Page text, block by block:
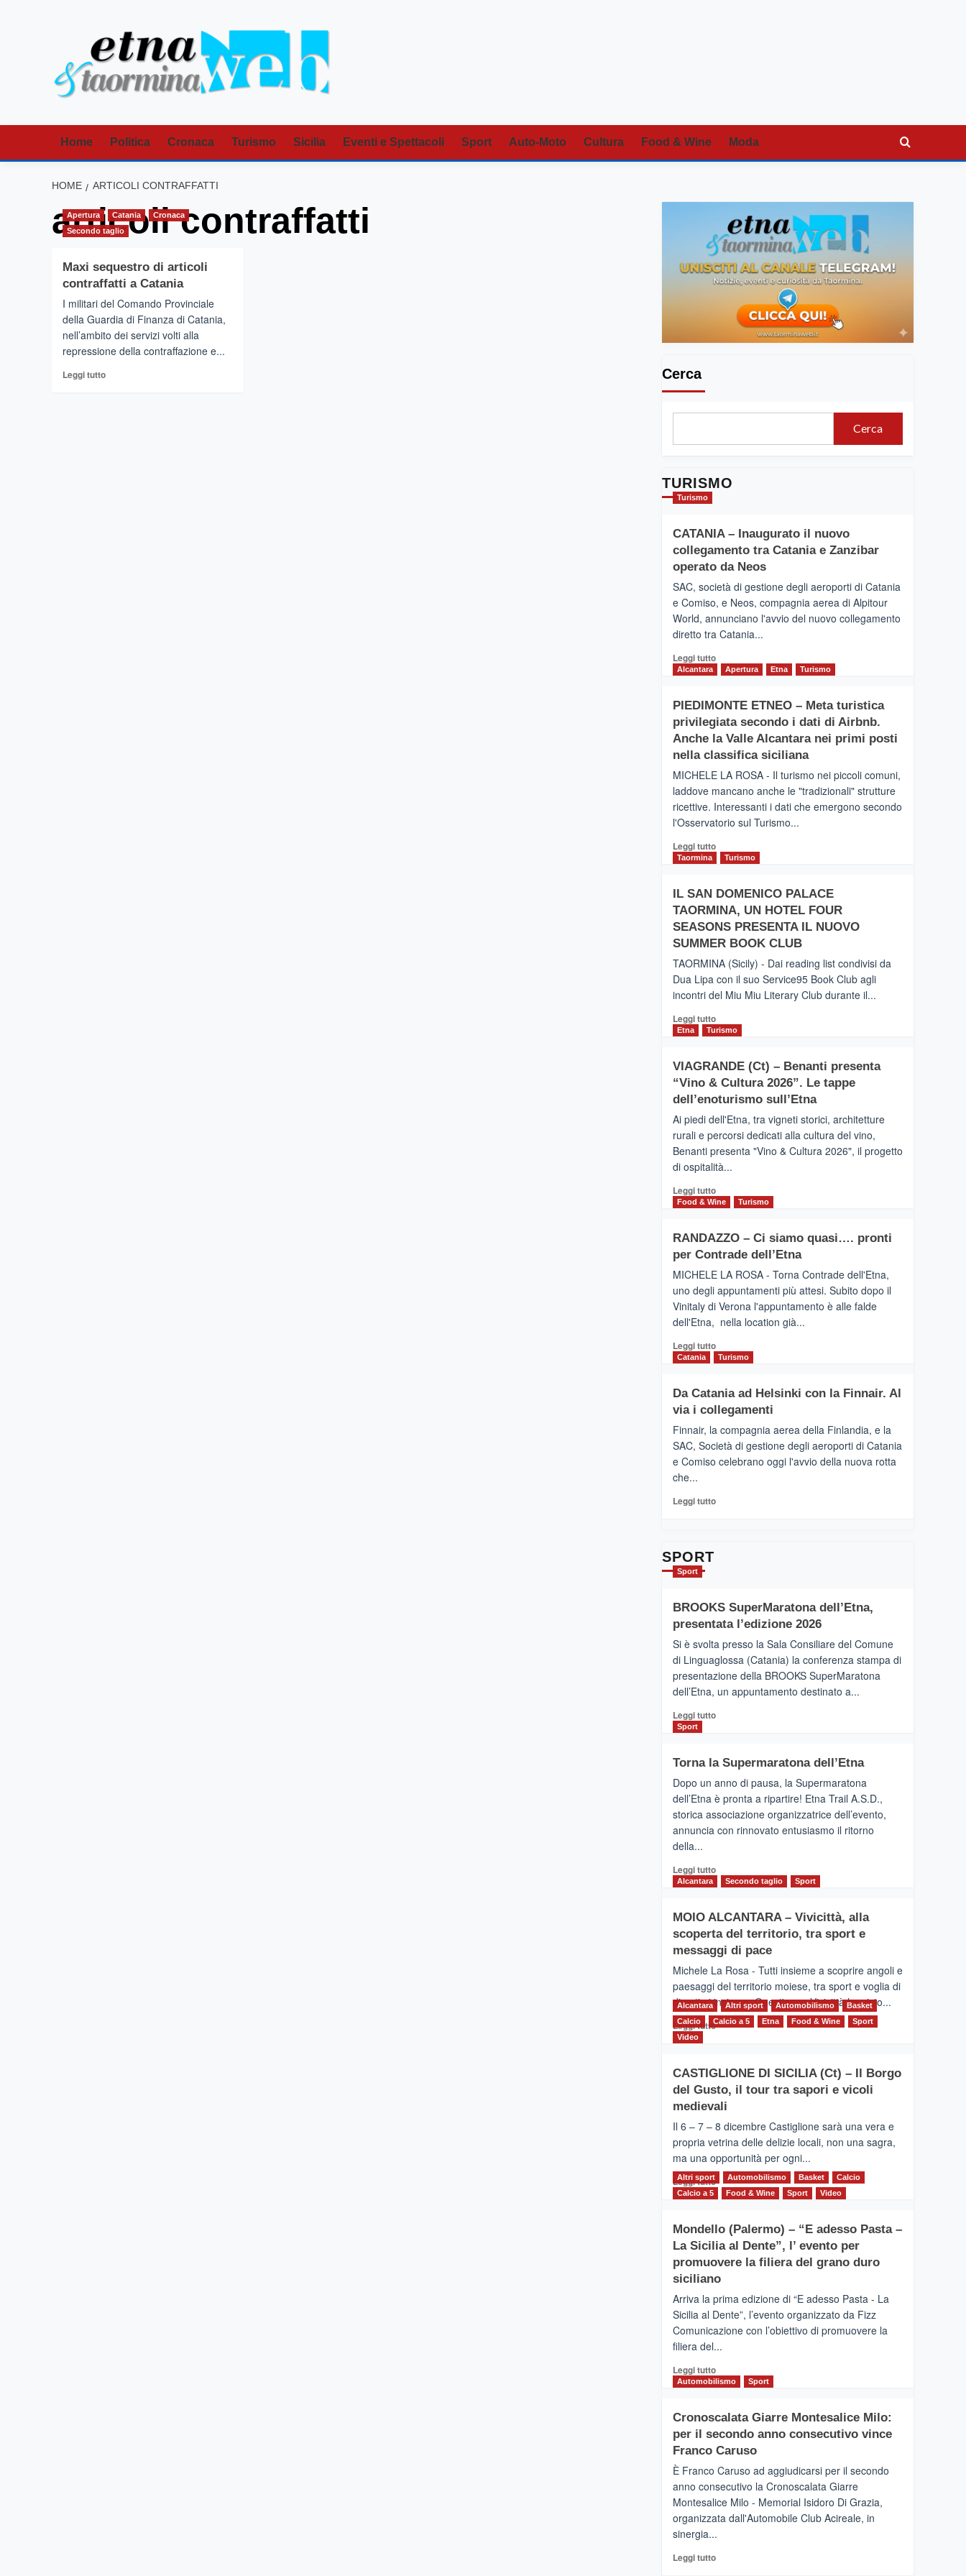
Home Politica Cronaca Turismo Sicilia Eventi e Spettacoli Sport Auto-Moto Cultura Food & Wine Moda
HOME ARTICOLI CONTRAFFATTI
articoli contraffatti
Apertura Catania
Cronaca
Secondo taglio
Maxi sequestro di articoli
contraffatti a Catania
I militari del Comando Provinciale
della Guardia di Finanza di Catania,
nell’ambito dei servizi volti alla
repressione della contraffazione e...
Leggi tuttoLeggi
Cerca
Cerca
TURISMO
Turismo
CATANIA – Inaugurato il nuovo
collegamento tra Catania e Zanzibar
operato da Neos
SAC, società di gestione degli aeroporti di Catania
e Comiso, e Neos, compagnia aerea di Alpitour
World, annunciano l'avvio del nuovo collegamento
diretto tra Catania...
Leggi tuttoLeggi
CATANIA
–
Inaugurato
il
collegamento
tra
Catania
e
operato
da
Alcantara Apertura Etna Turismo
PIEDIMONTE ETNEO – Meta turistica
privilegiata secondo i dati di Airbnb.
Anche la Valle Alcantara nei primi posti
nella classifica siciliana
MICHELE LA ROSA - Il turismo nei piccoli comuni,
laddove mancano anche le "tradizionali" strutture
ricettive. Interessanti i dati che emergono secondo
l'Osservatorio sul Turismo...
Leggi tuttoLeggi
PIEDIMONTE
ETNEO
–
Meta
privilegiata
secondo
i
di
Airbnb.
la
Valle
Alcantara
nei
primi
classifica
siciliana
Taormina Turismo
IL SAN DOMENICO PALACE
TAORMINA, UN HOTEL FOUR
SEASONS PRESENTA IL NUOVO
SUMMER BOOK CLUB
TAORMINA (Sicily) - Dai reading list condivisi da
Dua Lipa con il suo Service95 Book Club agli
incontri del Miu Miu Literary Club durante il...
Leggi tuttoLeggi
di
IL
SAN
DOMENICO
TAORMINA,
UN
HOTEL
FOUR
PRESENTA
IL
SUMMER
BOOK
CLUB
Etna Turismo
VIAGRANDE (Ct) – Benanti presenta
“Vino & Cultura 2026”. Le tappe
dell’enoturismo sull’Etna
Ai piedi dell'Etna, tra vigneti storici, architetture
rurali e percorsi dedicati alla cultura del vino,
Benanti presenta "Vino & Cultura 2026", il progetto
di ospitalità...
Leggi tuttoLeggi
di
VIAGRANDE
(Ct)
–
presenta
“Vino
&
2026”.
Le
dell’enoturismo
sull’Etna
Food & Wine Turismo
RANDAZZO – Ci siamo quasi…. pronti
per Contrade dell’Etna
MICHELE LA ROSA - Torna Contrade dell'Etna,
uno degli appuntamenti più attesi. Subito dopo il
Vinitaly di Verona l'appuntamento è alle falde
dell'Etna, nella location già...
Leggi tuttoLeggi
di
RANDAZZO
–
siamo
quasi….
pronti
dell’Etna
Catania Turismo
Da Catania ad Helsinki con la Finnair. Al
via i collegamenti
Finnair, la compagnia aerea della Finlandia, e la
SAC, Società di gestione degli aeroporti di Catania
e Comiso celebrano oggi l'avvio della nuova rotta
che...
Leggi tuttoLeggi
con
la
Al
via
i
collegamenti
SPORT
Sport
BROOKS SuperMaratona dell’Etna,
presentata l’edizione 2026
Si è svolta presso la Sala Consiliare del Comune
di Linguaglossa (Catania) la conferenza stampa di
presentazione della BROOKS SuperMaratona
dell’Etna, un appuntamento destinato a...
Leggi tuttoLeggi
BROOKS
SuperMaratona
dell’Etna,
presentata
l’edizione
2026
Sport
Torna la Supermaratona dell’Etna
Dopo un anno di pausa, la Supermaratona
dell’Etna è pronta a ripartire! Etna Trail A.S.D.,
storica associazione organizzatrice dell’evento,
annuncia con rinnovato entusiasmo il ritorno
della...
Leggi tuttoLeggi
Torna
la
Supermaratona
Alcantara Secondo taglio Sport
MOIO ALCANTARA – Vivicittà, alla
scoperta del territorio, tra sport e
messaggi di pace
Michele La Rosa - Tutti insieme a scoprire angoli e
paesaggi del territorio moiese, tra sport e voglia di
divertirsi insieme. Quest'anno Vivicittà ha visto...
Leggi tuttoLeggi
MOIO
ALCANTARA
–
alla
scoperta
del
territorio,
tra
sport
messaggi
di
Alcantara Altri sport Automobilismo
Basket
Calcio
Calcio a 5 Etna Food & Wine
Sport
Video
CASTIGLIONE DI SICILIA (Ct) – Il Borgo
del Gusto, il tour tra sapori e vicoli
medievali
Il 6 – 7 – 8 dicembre Castiglione sarà una vera e
propria vetrina delle delizie locali, non una sagra,
ma una opportunità per ogni...
Leggi tuttoLeggi
CASTIGLIONE
DI
SICILIA
(Ct)
Il
Borgo
del
tour
tra
vicoli
medievali
Altri sport Automobilismo Basket
Calcio
Calcio a 5
Food & Wine Sport Video
Mondello (Palermo) – “E adesso Pasta –
La Sicilia al Dente”, l’ evento per
promuovere la filiera del grano duro
siciliano
Arriva la prima edizione di “E adesso Pasta - La
Sicilia al Dente”, l’evento organizzato da Fizz
Comunicazione con l’obiettivo di promuovere la
filiera del...
Leggi tuttoLeggi
di
Mondello
(Palermo)
–
adesso
Pasta
–
La
Dente”,
Automobilismo Sport
Cronoscalata Giarre Montesalice Milo:
per il secondo anno consecutivo vince
Franco Caruso
È Franco Caruso ad aggiudicarsi per il secondo
anno consecutivo la Cronoscalata Giarre
Montesalice Milo - Memorial Isidoro Di Grazia,
organizzata dall'Automobile Club Acireale, in
sinergia...
Leggi tuttoLeggi